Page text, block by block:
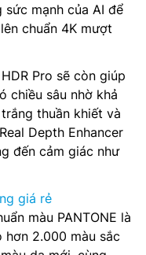
sức mạnh của AI để
chuẩn 4K mượt
Pro sẽ còn giúp
chiều sâu nhờ khả
thuần khiết và
Depth Enhancer
đến cảm giác như
giá rẻ
màu PANTONE là
hơn 2.000 màu sắc